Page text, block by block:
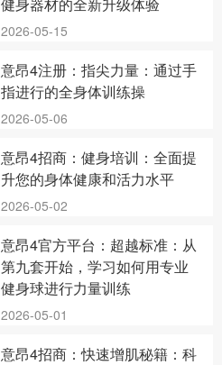
2026-05-15
意昂4注册：指尖力量：通过手
指进行的全身体训练操
2026-05-06
意昂4招商：健身培训：全面提
升您的身体健康和活力水平
2026-05-02
意昂4官方平台：超越标准：从
第九套开始，学习如何用专业
健身球进行力量训练
2026-05-01
意昂4招商：快速增肌秘籍：科